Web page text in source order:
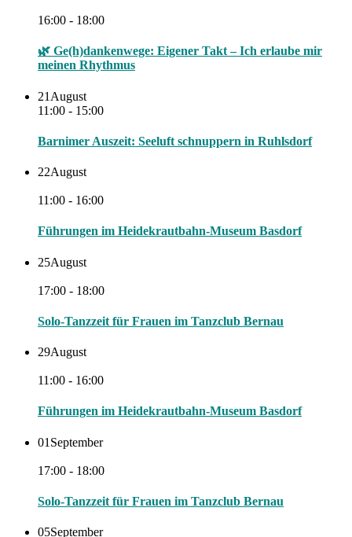
16:00 - 18:00
🌿 Ge(h)dankenwege: Eigener Takt – Ich erlaube mir
meinen Rhythmus
21 August
11:00 - 15:00
Barnimer Auszeit: Seeluft schnuppern in Ruhlsdorf
22August
11:00 - 16:00
Führungen im Heidekrautbahn-Museum Basdorf
25August
17:00 - 18:00
Solo-Tanzzeit für Frauen im Tanzclub Bernau
29August
11:00 - 16:00
Führungen im Heidekrautbahn-Museum Basdorf
01 September
17:00 - 18:00
Solo-Tanzzeit für Frauen im Tanzclub Bernau
05September